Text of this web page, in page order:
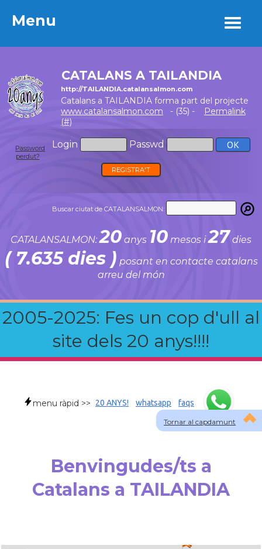
Menu
CATALANS A TAILANDIA
http://TAILANDIA.catalansalmon.com
Catalans a TAILANDIA forma part del projecte
www.catalansalmon.com - (35) -
Permalink
(#)
Login Passwd
Password
perdut?
REGISTRA'T
Buscar ciutat de CATALANSALMON:
CATALANSALMON:20 anys 10 mesos i27 dies
( 7.635 dies ) posant en contacte catalans
arreu del món
2005-2025: Fes un cop d'ull al
site dels 20 anys!!!!
Menu
Tornar al capdamunt
menu ràpid >> 20 ANYS! whatsapp faqs
Benvingudes/ts a
Catalans a TAILANDIA